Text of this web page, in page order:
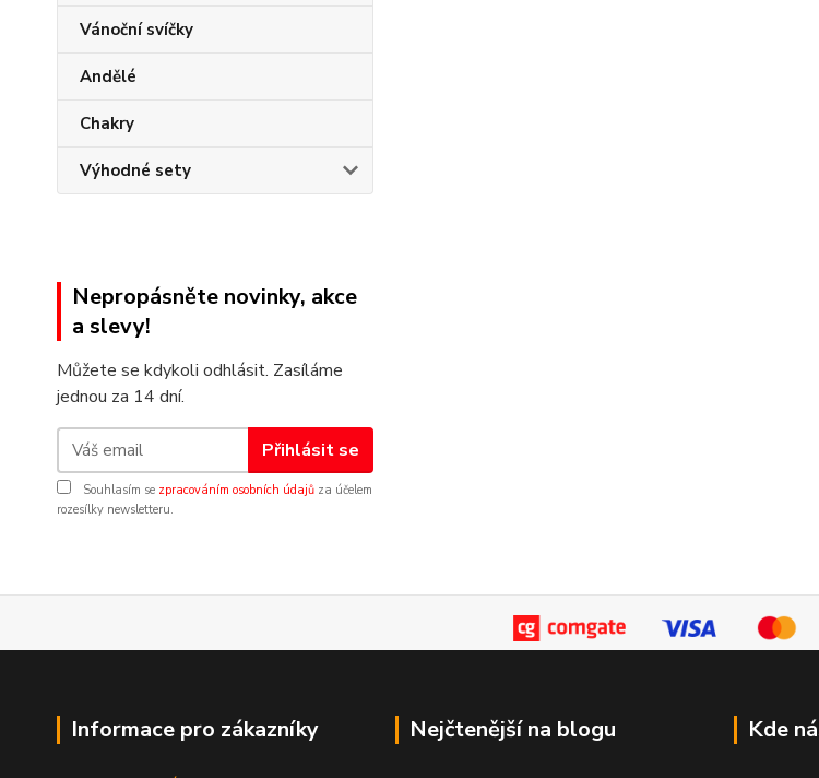
Vánoční svíčky
Andělé
Chakry
Výhodné sety
Nepropásněte novinky, akce
a slevy!
Můžete se kdykoli odhlásit. Zasíláme
jednou za 14 dní.
Přihlásit se
Souhlasím se zpracováním osobních údajů za účelem
rozesílky newsletteru.
Informace pro zákazníky Nejčtenější na blogu Kde